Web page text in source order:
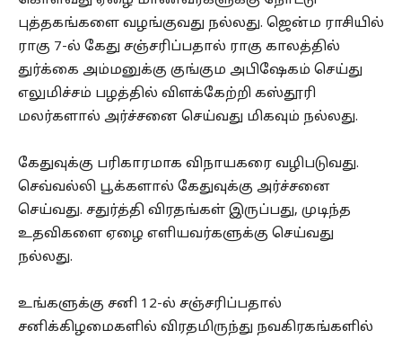
புத்தகங்களை வழங்குவது நல்லது. ஜென்ம ராசியில்
ராகு 7-ல் கேது சஞ்சரிப்பதால் ராகு காலத்தில்
துர்க்கை அம்மனுக்கு குங்கும அபிஷேகம் செய்து
எலுமிச்சம் பழத்தில் விளக்கேற்றி கஸ்தூரி
மலர்களால் அர்ச்சனை செய்வது மிகவும் நல்லது.
கேதுவுக்கு பரிகாரமாக விநாயகரை வழிபடுவது.
செவ்வல்லி பூக்களால் கேதுவுக்கு அர்ச்சனை
செய்வது. சதுர்த்தி விரதங்கள் இருப்பது, முடிந்த
உதவிகளை ஏழை எளியவர்களுக்கு செய்வது
நல்லது.
உங்களுக்கு சனி 12-ல் சஞ்சரிப்பதால்
சனிக்கிழமைகளில் விரதமிருந்து நவகிரகங்களில்